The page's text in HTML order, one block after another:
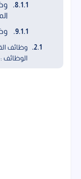
وظائف
الوظائف